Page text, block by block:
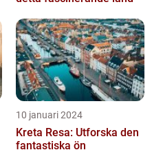
10 januari 2024
Kreta Resa: Utforska den
fantastiska ön